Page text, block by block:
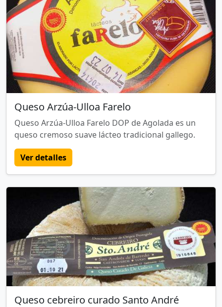
Queso Arzúa-Ulloa Farelo
Queso Arzúa-Ulloa Farelo DOP de Agolada es un
queso cremoso suave lácteo tradicional gallego.
Ver detalles
Queso cebreiro curado Santo André